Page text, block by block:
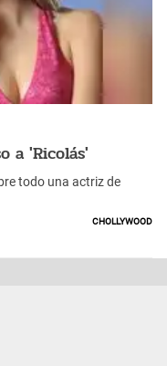
a 'Ricolás'
todo una actriz de
Chollywood